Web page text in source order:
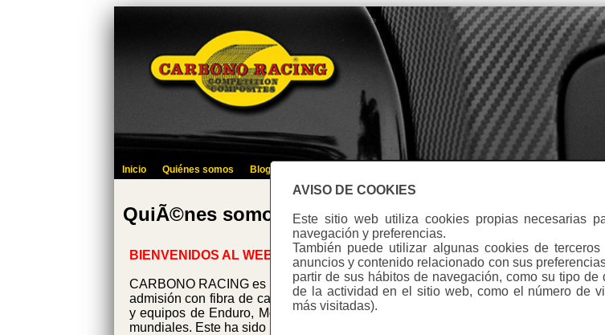
AVISO DE COOKIES
Este sitio web utiliza cookies propias necesarias
navegación y preferencias.
También puede utilizar algunas cookies de
anuncios y contenido relacionado con sus
partir de sus hábitos de navegación, como su tipo
de la actividad en el sitio web, como el número de
más visitadas).
Inicio Quiénes somos Blog
QuiÃ©nes somos
BIENVENIDOS AL WEB DE CARBONO RACING
CARBONO RACING es una empresa creada en 1992, siendo pionera en la
admisión con fibra de carbono, en España. Con las láminas CARBONO RACING
y equipos de Enduro, Motocross, Trial y Velocidad, han obtenido notables
mundiales. Este ha sido nuestro mejor banco de pruebas.